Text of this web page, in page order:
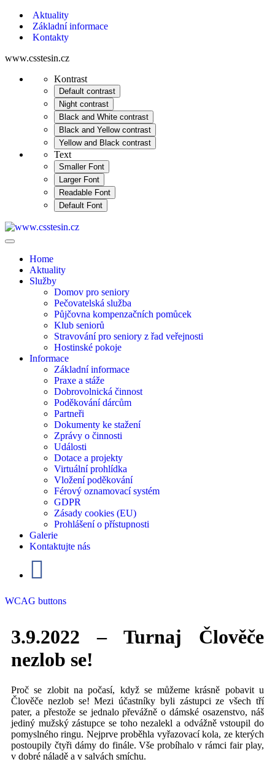
Aktuality
Základní informace
Kontakty
www.csstesin.cz
Kontrast
Default contrast
Night contrast
Black and White contrast
Black and Yellow contrast
Yellow and Black contrast
Text
Smaller Font
Larger Font
Readable Font
Default Font
Home
Aktuality
Služby
Domov pro seniory
Pečovatelská služba
Půjčovna kompenzačních pomůcek
Klub seniorů
Stravování pro seniory z řad veřejnosti
Hostinské pokoje
Informace
Základní informace
Praxe a stáže
Dobrovolnická činnost
Poděkování dárcům
Partneři
Dokumenty ke stažení
Zprávy o činnosti
Události
Dotace a projekty
Virtuální prohlídka
Vložení poděkování
Férový oznamovací systém
GDPR
Zásady cookies (EU)
Prohlášení o přístupnosti
Galerie
Kontaktujte nás
WCAG buttons
3.9.2022 – Turnaj Člověče
nezlob se!
Proč se zlobit na počasí, když se můžeme krásně pobavit u
Člověče nezlob se!Mezi účastníky byli zástupci ze všech tří
pater, a přestože se jednalo převážně o dámské osazenstvo, náš
jediný mužský zástupce se toho nezalekl a odvážně vstoupil do
pomyslného ringu. Nejprve proběhla vyřazovací kola, ze kterých
postoupily čtyři dámy do finále. Vše probíhalo v rámci fair play,
v dobré náladě a v salvách smíchu.